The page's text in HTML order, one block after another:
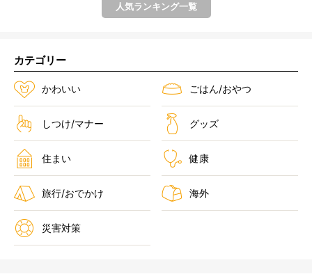
人気ランキング一覧
カテゴリー
かわいい ごはん/おやつ
しつけ/マナー グッズ
住まい 健康
旅行/おでかけ 海外
災害対策